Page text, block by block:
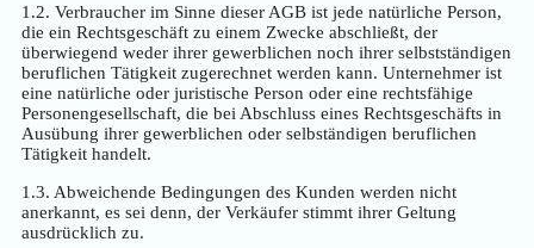
1.2. Verbraucher im Sinne dieser AGB ist jede natürliche Person,
die ein Rechtsgeschäft zu einem Zwecke abschließt, der
überwiegend weder ihrer gewerblichen noch ihrer selbstständigen
beruflichen Tätigkeit zugerechnet werden kann. Unternehmer ist
eine natürliche oder juristische Person oder eine rechtsfähige
Personengesellschaft, die bei Abschluss eines Rechtsgeschäfts in
Ausübung ihrer gewerblichen oder selbständigen beruflichen
Tätigkeit handelt.
1.3. Abweichende Bedingungen des Kunden werden nicht
anerkannt, es sei denn, der Verkäufer stimmt ihrer Geltung
ausdrücklich zu.